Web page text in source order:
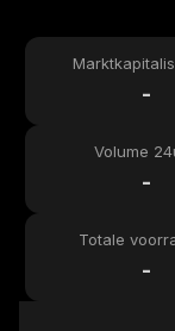
-
Volume
-
Totale
-